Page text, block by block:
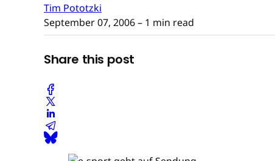
Tim Pototzki
September 07, 2006– 1 min read
Share this post